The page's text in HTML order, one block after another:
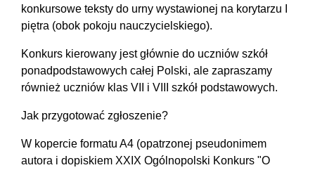
konkursowe teksty do urny wystawionej na korytarzu I
piętra (obok pokoju nauczycielskiego).
Konkurs kierowany jest głównie do uczniów szkół
ponadpodstawowych całej Polski, ale zapraszamy
również uczniów klas VII i VIII szkół podstawowych.
Jak przygotować zgłoszenie?
W kopercie formatu A4 (opatrzonej pseudonimem
autora i dopiskiem XXIX Ogólnopolski Konkurs "O